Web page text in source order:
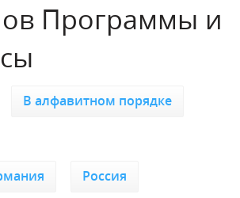
Программы и
В алфавитном порядке
Россия